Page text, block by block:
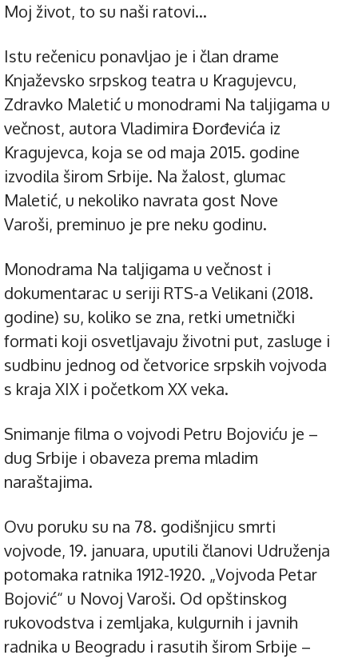
Moj život, to su naši ratovi…
Istu rečenicu ponavljao je i član drame
Knjaževsko srpskog teatra u Kragujevcu,
Zdravko Maletić u monodrami Na taljigama u
večnost, autora Vladimira Đorđevića iz
Kragujevca, koja se od maja 2015. godine
izvodila širom Srbije. Na žalost, glumac
Maletić, u nekoliko navrata gost Nove
Varoši, preminuo je pre neku godinu.
Monodrama Na taljigama u večnost i
dokumentarac u seriji RTS-a Velikani (2018.
godine) su, koliko se zna, retki umetnički
formati koji osvetljavaju životni put, zasluge i
sudbinu jednog od četvorice srpskih vojvoda
s kraja XIX i početkom XX veka.
Snimanje filma o vojvodi Petru Bojoviću je –
dug Srbije i obaveza prema mladim
naraštajima.
Ovu poruku su na 78. godišnjicu smrti
vojvode, 19. januara, uputili članovi Udruženja
potomaka ratnika 1912-1920. „Vojvoda Petar
Bojović“ u Novoj Varoši. Od opštinskog
rukovodstva i zemljaka, kulgurnih i javnih
radnika u Beogradu i rasutih širom Srbije –